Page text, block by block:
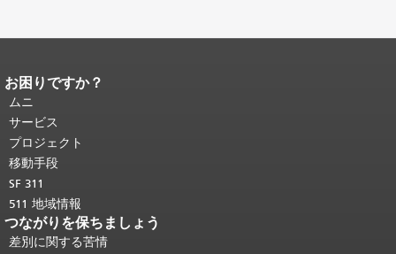
ページコンテンツの終わり。
ジの残りの部分はすべてのページで繰
り返されます。
頭に戻る。
お困りですか？
ムニ
サービス
プロジェクト
移動手段
SF 311
511 地域情報
つながりを保ちましょう
差別に関する苦情